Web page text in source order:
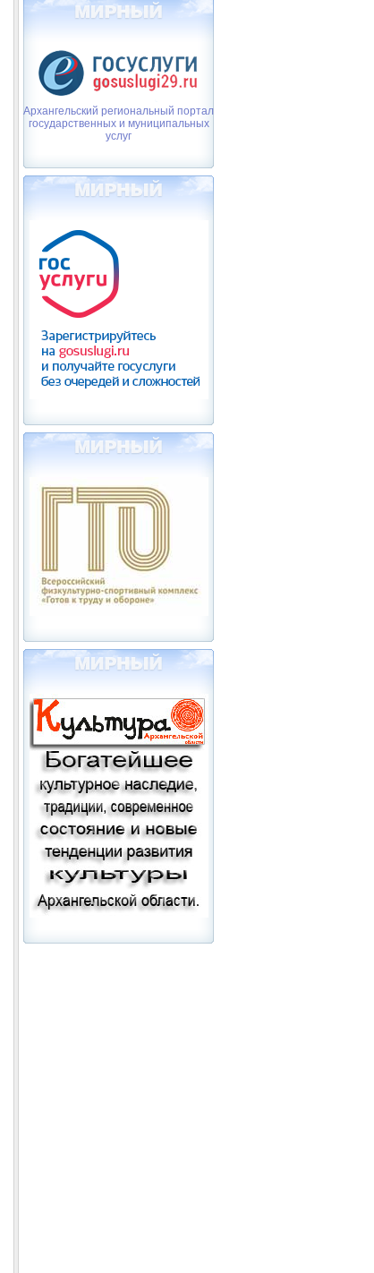
Архангельский региональный портал
государственных и муниципальных
услуг